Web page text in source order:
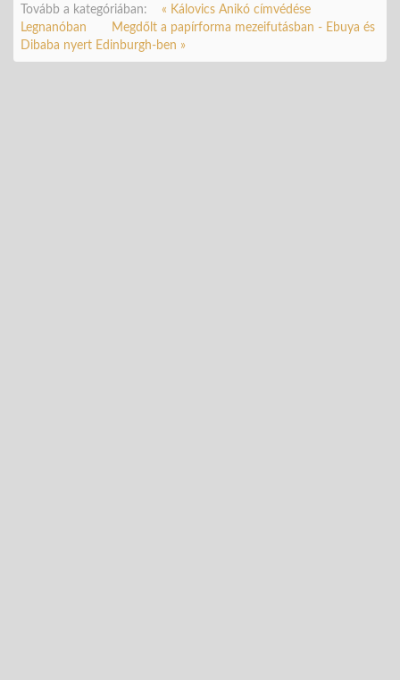
Tovább a kategóriában:
« Kálovics Anikó címvédése
Legnanóban
Megdőlt a papírforma mezeifutásban - Ebuya és
Dibaba nyert Edinburgh-ben »